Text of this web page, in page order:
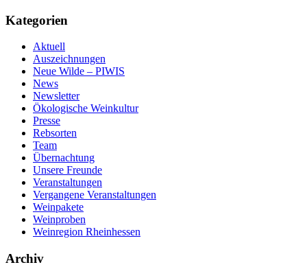
Kategorien
Aktuell
Auszeichnungen
Neue Wilde – PIWIS
News
Newsletter
Ökologische Weinkultur
Presse
Rebsorten
Team
Übernachtung
Unsere Freunde
Veranstaltungen
Vergangene Veranstaltungen
Weinpakete
Weinproben
Weinregion Rheinhessen
Archiv